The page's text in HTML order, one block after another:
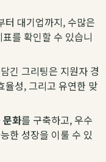
터 대기업까지, 수많은
를 확인할 수 있습니
긴 그리팅은 지원자 경
율성, 그리고 유연한 맞
문화를 구축하고, 우수
한 성장을 이룰 수 있